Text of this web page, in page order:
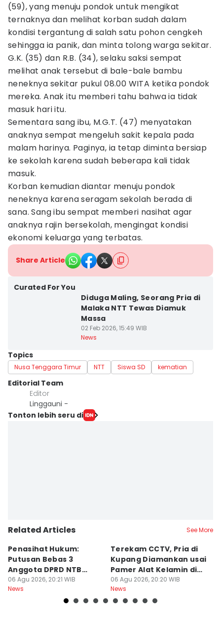
(59), yang menuju pondok untuk mengikat
ternaknya dan melihat korban sudah dalam
kondisi tergantung di salah satu pohon cengkeh
sehingga ia panik, dan minta tolong warga sekitar.
G.K. (35) dan R.B. (34), selaku saksi sempat
melihat anak tersebut di bale-bale bambu
neneknya sekitar pukul 08.00 WITA ketika pondok
mereka. Anak itu memberi tahu bahwa ia tidak
masuk hari itu.
Sementara sang ibu, M.G.T. (47) menyatakan
anaknya sempat mengeluh sakit kepala pada
malam harinya. Paginya, ia tetap diminta bersiap
ke sekolah karena sudah beberapa kali tidak
masuk.
Korban kemudian diantar menuju pondok
neneknya karena seragam sekolah berada di
sana. Sang ibu sempat memberi nasihat agar
anaknya rajin bersekolah, mengingat kondisi
ekonomi keluarga yang terbatas.
Share Article
Curated For You
Diduga Maling, Seorang Pria di
Malaka NTT Tewas Diamuk
Massa
02 Feb 2026, 15:49 WIB
News
Topics
Nusa Tenggara Timur NTT Siswa SD kematian
Editorial Team
Editor
Linggauni -
Tonton lebih seru di
Related Articles See More
Penasihat Hukum:
Putusan Bebas 3
Anggota DPRD NTB
Bersifat Final
06 Agu 2026, 20:21 WIB
News
Terekam CCTV, Pria di
Kupang Diamankan usai
Pamer Alat Kelamin di
Kios
06 Agu 2026, 20:20 WIB
News